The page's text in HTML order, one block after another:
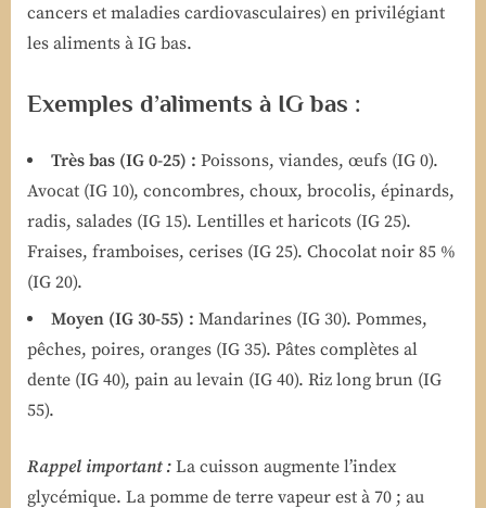
cancers et maladies cardiovasculaires) en privilégiant
les aliments à IG bas.
Exemples d’aliments à IG bas :
Très bas (IG 0-25) : Poissons, viandes, œufs (IG 0).
Avocat (IG 10), concombres, choux, brocolis, épinards,
radis, salades (IG 15). Lentilles et haricots (IG 25).
Fraises, framboises, cerises (IG 25). Chocolat noir 85 %
(IG 20).
Moyen (IG 30-55) : Mandarines (IG 30). Pommes,
pêches, poires, oranges (IG 35). Pâtes complètes al
dente (IG 40), pain au levain (IG 40). Riz long brun (IG
55).
Rappel important : La cuisson augmente l’index
glycémique. La pomme de terre vapeur est à 70 ; au